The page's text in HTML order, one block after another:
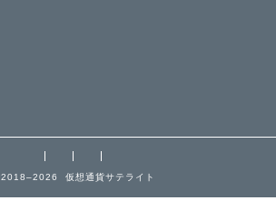
2018–2026 仮想通貨サテライト